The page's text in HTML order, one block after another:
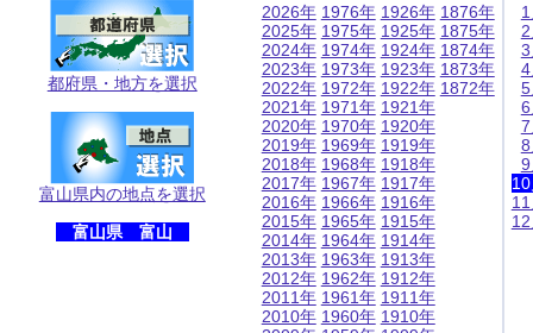
都府県・地方を選択
富山県内の地点を選択
富山県 富山
2026年
2025年
2024年
2023年
2022年
2021年
2020年
2019年
2018年
2017年
2016年
2015年
2014年
2013年
2012年
2011年
2010年
1976年
1975年
1974年
1973年
1972年
1971年
1970年
1969年
1968年
1967年
1966年
1965年
1964年
1963年
1962年
1961年
1960年
1926年
1925年
1924年
1923年
1922年
1921年
1920年
1919年
1918年
1917年
1916年
1915年
1914年
1913年
1912年
1911年
1910年
1876年
1875年
1874年
1873年
1872年